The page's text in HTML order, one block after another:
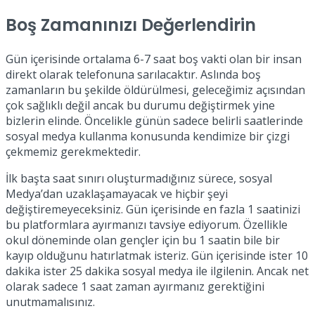
Boş Zamanınızı Değerlendirin
Gün içerisinde ortalama 6-7 saat boş vakti olan bir insan
direkt olarak telefonuna sarılacaktır. Aslında boş
zamanların bu şekilde öldürülmesi, geleceğimiz açısından
çok sağlıklı değil ancak bu durumu değiştirmek yine
bizlerin elinde. Öncelikle günün sadece belirli saatlerinde
sosyal medya kullanma konusunda kendimize bir çizgi
çekmemiz gerekmektedir.
İlk başta saat sınırı oluşturmadığınız sürece, sosyal
Medya’dan uzaklaşamayacak ve hiçbir şeyi
değiştiremeyeceksiniz. Gün içerisinde en fazla 1 saatinizi
bu platformlara ayırmanızı tavsiye ediyorum. Özellikle
okul döneminde olan gençler için bu 1 saatin bile bir
kayıp olduğunu hatırlatmak isteriz. Gün içerisinde ister 10
dakika ister 25 dakika sosyal medya ile ilgilenin. Ancak net
olarak sadece 1 saat zaman ayırmanız gerektiğini
unutmamalısınız.